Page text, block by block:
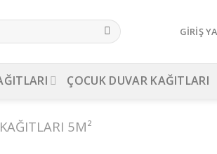
GIRIŞ
ÇOCUK DUVAR KAĞITLARI
5M²